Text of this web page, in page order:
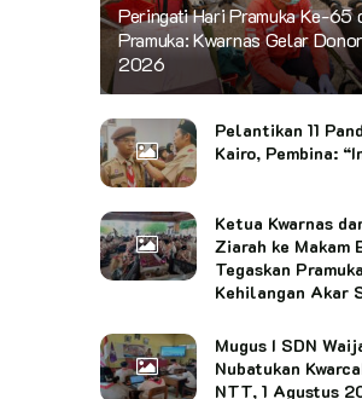
Peringati Hari Pramuka Ke-65
Pramuka: Kwarnas Gelar
2026
Pelantikan 11
Kairo, Pembina:
Ketua Kwarnas
Ziarah ke Makam
Tegaskan
Kehilangan Akar
Mugus I SDN
Nubatukan
NTT, 1 Agustus